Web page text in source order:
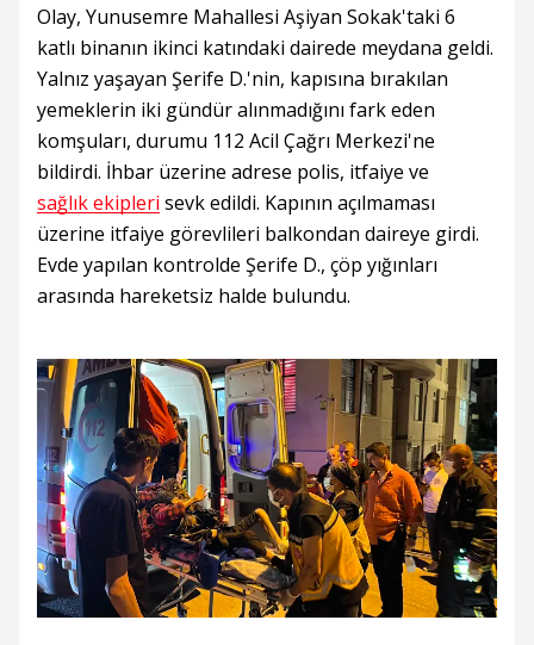
Olay, Yunusemre Mahallesi Aşiyan Sokak'taki 6
katlı binanın ikinci katındaki dairede meydana geldi.
Yalnız yaşayan Şerife D.'nin, kapısına bırakılan
yemeklerin iki gündür alınmadığını fark eden
komşuları, durumu 112 Acil Çağrı Merkezi'ne
bildirdi. İhbar üzerine adrese polis, itfaiye ve
sağlık ekipleri sevk edildi. Kapının açılmaması
üzerine itfaiye görevlileri balkondan daireye girdi.
Evde yapılan kontrolde Şerife D., çöp yığınları
arasında hareketsiz halde bulundu.